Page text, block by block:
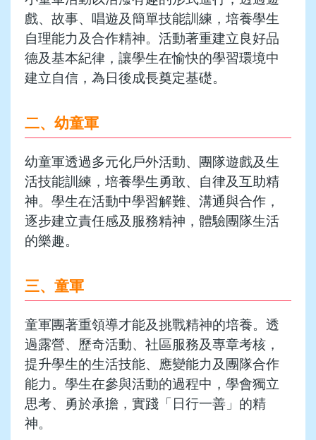
戲、故事、唱遊及簡單技能訓練，培養學生
自理能力及合作精神。活動著重建立良好品
德及基本紀律，讓學生在愉快的學習環境中
建立自信，為日後成長奠定基礎。
二、幼童軍
幼童軍透過多元化戶外活動、團隊遊戲及生
活技能訓練，培養學生勇敢、自律及互助精
神。學生在活動中學習解難、溝通與合作，
逐步建立責任感及服務精神，體驗團隊生活
的樂趣。
三、童軍
童軍團著重領導才能及挑戰精神的培養。透
過露營、歷奇活動、社區服務及專章考核，
提升學生的生活技能、應變能力及團隊合作
能力。學生在參與活動的過程中，學會獨立
思考、勇於承擔，實踐「日行一善」的精
神。